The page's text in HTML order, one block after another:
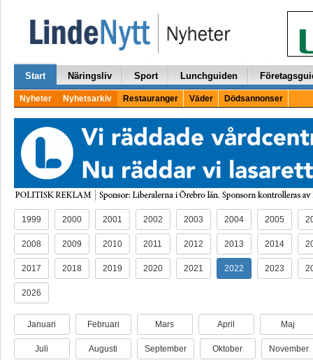
Start Näringsliv Sport Lunchguiden
Nyheter Nyhetsarkiv Restauranger Väder Dödsannonser
1999 2000 2001 2002 2003 2004 2005
2008 2009 2010 2011 2012 2013 2014
2017 2018 2019 2020 2021 2022 2023
2026
Januari Februari Mars April Maj
Juli Augusti September Oktober November